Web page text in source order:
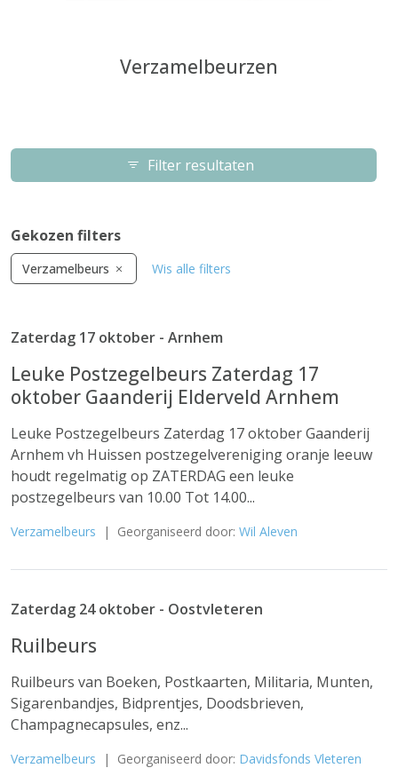
Verzamelbeurzen
Filter resultaten
Gekozen filters
Verzamelbeurs Wis alle filters
Zaterdag 17 oktober - Arnhem
Leuke Postzegelbeurs Zaterdag 17
oktober Gaanderij Elderveld Arnhem
Leuke Postzegelbeurs Zaterdag 17 oktober Gaanderij
Arnhem vh Huissen postzegelvereniging oranje leeuw
houdt regelmatig op ZATERDAG een leuke
postzegelbeurs van 10.00 Tot 14.00...
Verzamelbeurs | Georganiseerd door: Wil Aleven
Zaterdag 24 oktober - Oostvleteren
Ruilbeurs
Ruilbeurs van Boeken, Postkaarten, Militaria, Munten,
Sigarenbandjes, Bidprentjes, Doodsbrieven,
Champagnecapsules, enz...
Verzamelbeurs | Georganiseerd door: Davidsfonds Vleteren